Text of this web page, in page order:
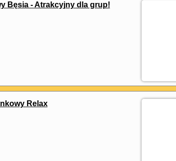
Bęsia - Atrakcyjny dla grup!
Relax